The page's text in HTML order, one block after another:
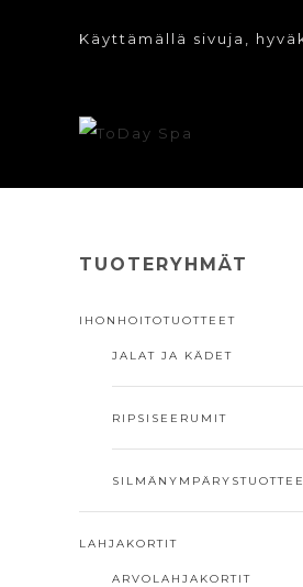
Käyttämällä sivuja,
TUOTERYHMÄT
IHONHOITOTUOTTEET
JALAT JA KÄDET
RIPSISEERUMIT
LAHJAKORTIT
ARVOLAHJAKORTIT